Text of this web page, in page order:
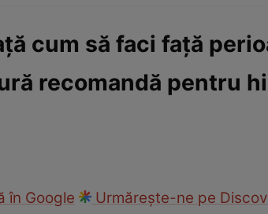
Rețete culinareTravel
cum să faci față
recomandă pentru
în Google
Urmărește-ne pe